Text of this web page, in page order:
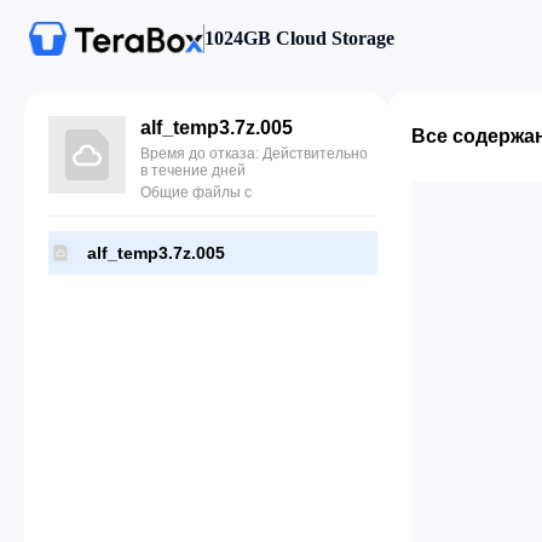
1024GB Cloud Storage
alf_temp3.7z.005
Время до отказа: Действительно
в течение дней
Общие файлы с
alf_temp3.7z.005
Все